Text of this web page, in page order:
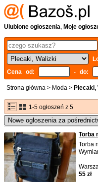
Ulubione ogłoszenia, Moje
Cena od:
- do:
Strona główna > Moda > Plecaki,
1-5 ogłoszeń z 5
Nowe ogłoszenia za
Torba
Torba
55 zł